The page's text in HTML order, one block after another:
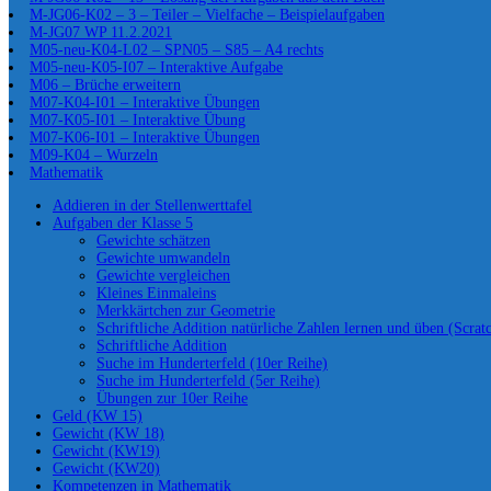
M-JG06-K02 – 3 – Teiler – Vielfache – Beispielaufgaben
M-JG07 WP 11.2.2021
M05-neu-K04-L02 – SPN05 – S85 – A4 rechts
M05-neu-K05-I07 – Interaktive Aufgabe
M06 – Brüche erweitern
M07-K04-I01 – Interaktive Übungen
M07-K05-I01 – Interaktive Übung
M07-K06-I01 – Interaktive Übungen
M09-K04 – Wurzeln
Mathematik
Addieren in der Stellenwerttafel
Aufgaben der Klasse 5
Gewichte schätzen
Gewichte umwandeln
Gewichte vergleichen
Kleines Einmaleins
Merkkärtchen zur Geometrie
Schriftliche Addition natürliche Zahlen lernen und üben
Schriftliche Addition
Suche im Hunderterfeld (10er Reihe)
Suche im Hunderterfeld (5er Reihe)
Übungen zur 10er Reihe
Geld (KW 15)
Gewicht (KW 18)
Gewicht (KW19)
Gewicht (KW20)
Kompetenzen in Mathematik